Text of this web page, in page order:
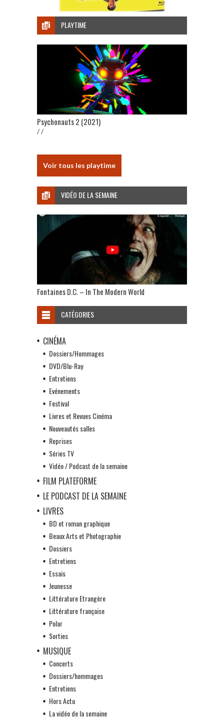
PLAYTIME
Psychonauts 2 (2021)
/ /
Voir tous les playtime
VIDÉO DE LA SEMAINE
Fontaines D.C. – In The Modern World
CATÉGORIES
CINÉMA
Dossiers/Hommages
DVD/Blu-Ray
Entretiens
Evénements
Festival
Livres et Revues Cinéma
Nouveautés salles
Reprises
Séries TV
Vidéo / Podcast de la semaine
FILM PLATEFORME
LE PODCAST DE LA SEMAINE
LIVRES
BD et roman graphique
Beaux Arts et Photographie
Dossiers
Entretiens
Essais
Jeunesse
Littérature Etrangère
Littérature française
Polar
Sorties
MUSIQUE
Concerts
Dossiers/hommages
Entretiens
Hors Actu
La vidéo de la semaine